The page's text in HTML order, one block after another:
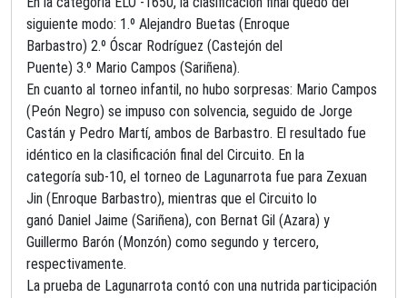
siguiente modo: 1.º Alejandro Buetas (Enroque
Barbastro) 2.º Óscar Rodríguez (Castejón del
Puente) 3.º Mario Campos (Sariñena).
En cuanto al torneo infantil, no hubo sorpresas: Mario Campos
(Peón Negro) se impuso con solvencia, seguido de Jorge
Castán y Pedro Martí, ambos de Barbastro. El resultado fue
idéntico en la clasificación final del Circuito. En la
categoría sub-10, el torneo de Lagunarrota fue para Zexuan
Jin (Enroque Barbastro), mientras que el Circuito lo
ganó Daniel Jaime (Sariñena), con Bernat Gil (Azara) y
Guillermo Barón (Monzón) como segundo y tercero,
respectivamente.
La prueba de Lagunarrota contó con una nutrida participación